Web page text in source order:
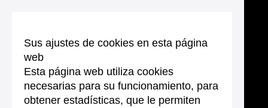
Sus ajustes de cookies en esta página
web
Esta página web utiliza cookies
necesarias para su funcionamiento, para
obtener estadísticas, que le permiten